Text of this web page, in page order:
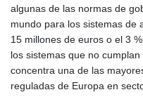
algunas de las normas de
mundo para los sistemas de
15 millones de euros o el 3
los sistemas que no
concentra una de las
reguladas de Europa en